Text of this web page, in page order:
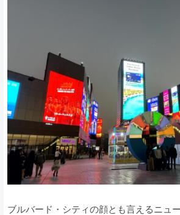
ブルバード・シティの顔とも言えるニュ